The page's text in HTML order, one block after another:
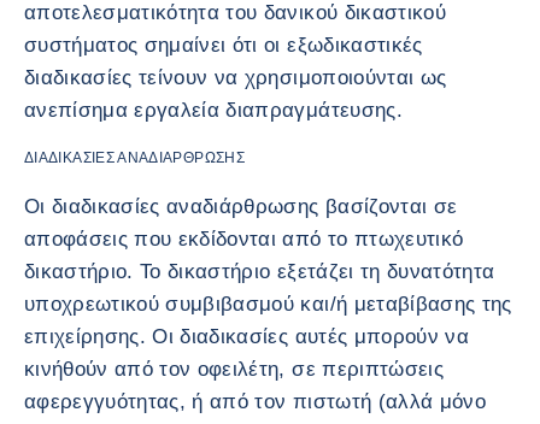
αποτελεσματικότητα του δανικού δικαστικού
συστήματος σημαίνει ότι οι εξωδικαστικές
διαδικασίες τείνουν να χρησιμοποιούνται ως
ανεπίσημα εργαλεία διαπραγμάτευσης.
ΔΙΑΔΙΚΑΣΊΕΣ ΑΝΑΔΙΆΡΘΡΩΣΗΣ
Οι διαδικασίες αναδιάρθρωσης βασίζονται σε
αποφάσεις που εκδίδονται από το πτωχευτικό
δικαστήριο. Το δικαστήριο εξετάζει τη δυνατότητα
υποχρεωτικού συμβιβασμού και/ή μεταβίβασης της
επιχείρησης. Οι διαδικασίες αυτές μπορούν να
κινήθούν από τον οφειλέτη, σε περιπτώσεις
αφερεγγυότητας, ή από τον πιστωτή (αλλά μόνο